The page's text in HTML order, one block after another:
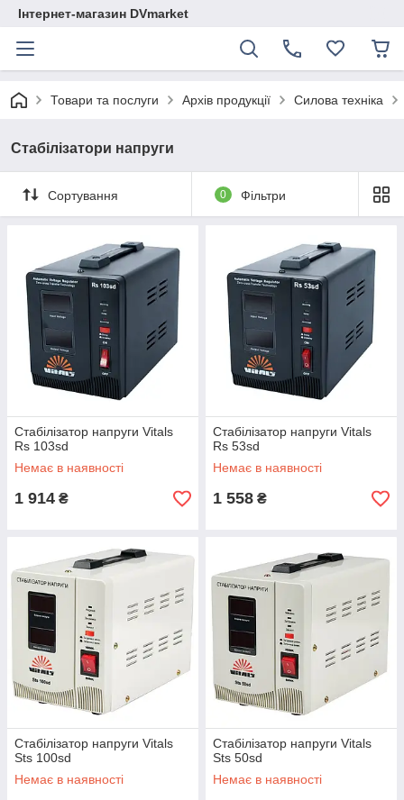
Інтернет-магазин DVmarket
Товари та послуги Архів продукції Силова техніка
Стабілізатори напруги
Сортування 0 Фільтри
Стабілізатор напруги Vitals
Rs 103sd
Немає в наявності
1 914 ₴
Стабілізатор напруги Vitals
Rs 53sd
Немає в наявності
1 558 ₴
Стабілізатор напруги Vitals
Sts 100sd
Немає в наявності
Стабілізатор напруги Vitals
Sts 50sd
Немає в наявності